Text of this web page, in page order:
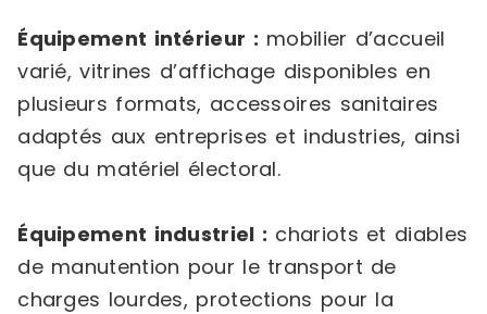
Équipement intérieur : mobilier d’accueil
varié, vitrines d’affichage disponibles en
plusieurs formats, accessoires sanitaires
adaptés aux entreprises et industries, ainsi
que du matériel électoral.
Équipement industriel : chariots et diables
de manutention pour le transport de
charges lourdes, protections pour la